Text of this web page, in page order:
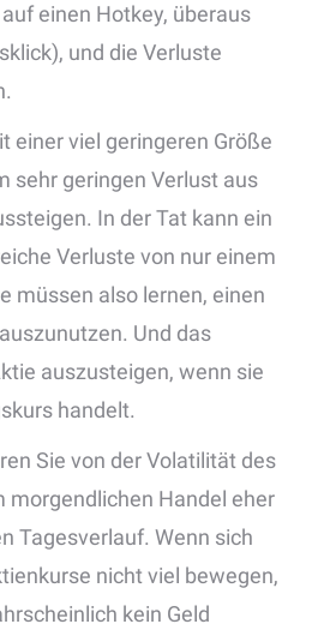
einen Hotkey, überaus
und die Verluste
einer viel geringeren Größe
sehr geringen Verlust aus
In der Tat kann ein
Verluste von nur einem
müssen also lernen, einen
Und das
auszusteigen, wenn sie
handelt.
Sie von der Volatilität des
morgendlichen Handel eher
Tagesverlauf. Wenn sich
nicht viel bewegen,
kein Geld